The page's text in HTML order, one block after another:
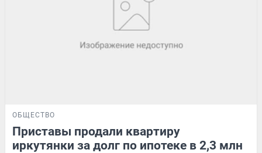
ОБЩЕСТВО
Приставы продали квартиру
иркутянки за долг по ипотеке в 2,3 млн